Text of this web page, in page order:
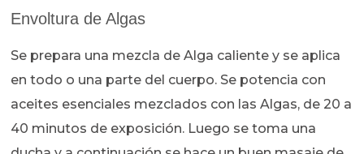
Envoltura de Algas
Se prepara una mezcla de Alga caliente y se aplica
en todo o una parte del cuerpo. Se potencia con
aceites esenciales mezclados con las Algas, de 20 a
40 minutos de exposición. Luego se toma una